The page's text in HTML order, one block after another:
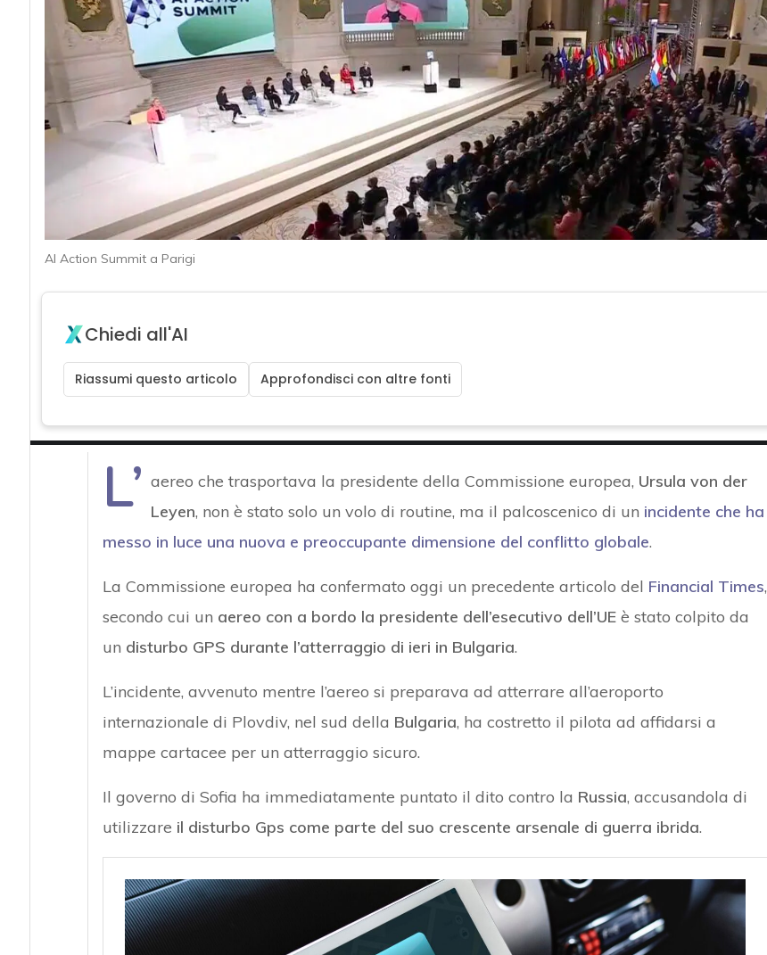
AI Action Summit a Parigi
Chiedi all'AI
Riassumi questo articolo Approfondisci con altre fonti
L’ aereo che trasportava la presidente della Commissione europea, Ursula von der
Leyen, non è stato solo un volo di routine, ma il palcoscenico di un incidente che ha
messo in luce una nuova e preoccupante dimensione del conflitto globale.
La Commissione europea ha confermato oggi un precedente articolo del Financial Times,
secondo cui un aereo con a bordo la presidente dell’esecutivo dell’UEè stato colpito da
un disturbo GPS durante l’atterraggio di ieri in Bulgaria.
L’incidente, avvenuto mentre l’aereo si preparava ad atterrare all’aeroporto
internazionale di Plovdiv, nel sud della Bulgaria, ha costretto il pilota ad affidarsi a
mappe cartacee per un atterraggio sicuro.
Il governo di Sofia ha immediatamente puntato il dito contro la Russia, accusandola di
utilizzare il disturbo Gps come parte del suo crescente arsenale di guerra ibrida.
B
Backup